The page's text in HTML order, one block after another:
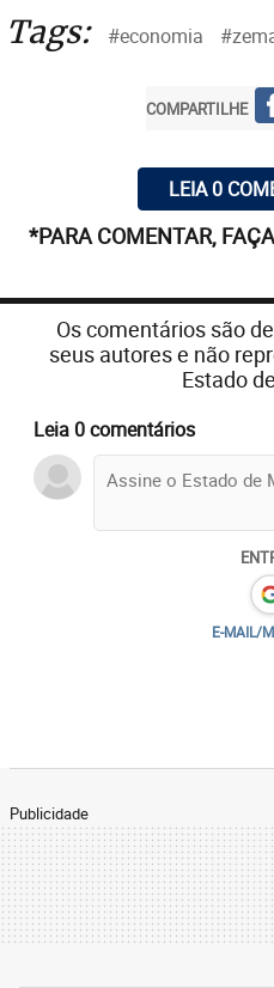
Tags: #economia
COMPARTILHE
LEIA 0
*PARA COMENTAR,
Os comentários são
seus autores e não
Estado
Leia 0 comentários
E-MAIL/
Publicidade